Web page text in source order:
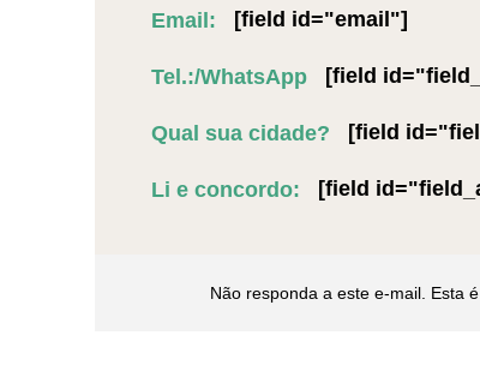
Email: [field id="email"]
Tel.:/WhatsApp [field
Qual sua cidade? [field
Li e concordo: [field
Não responda a este e-mail. Esta